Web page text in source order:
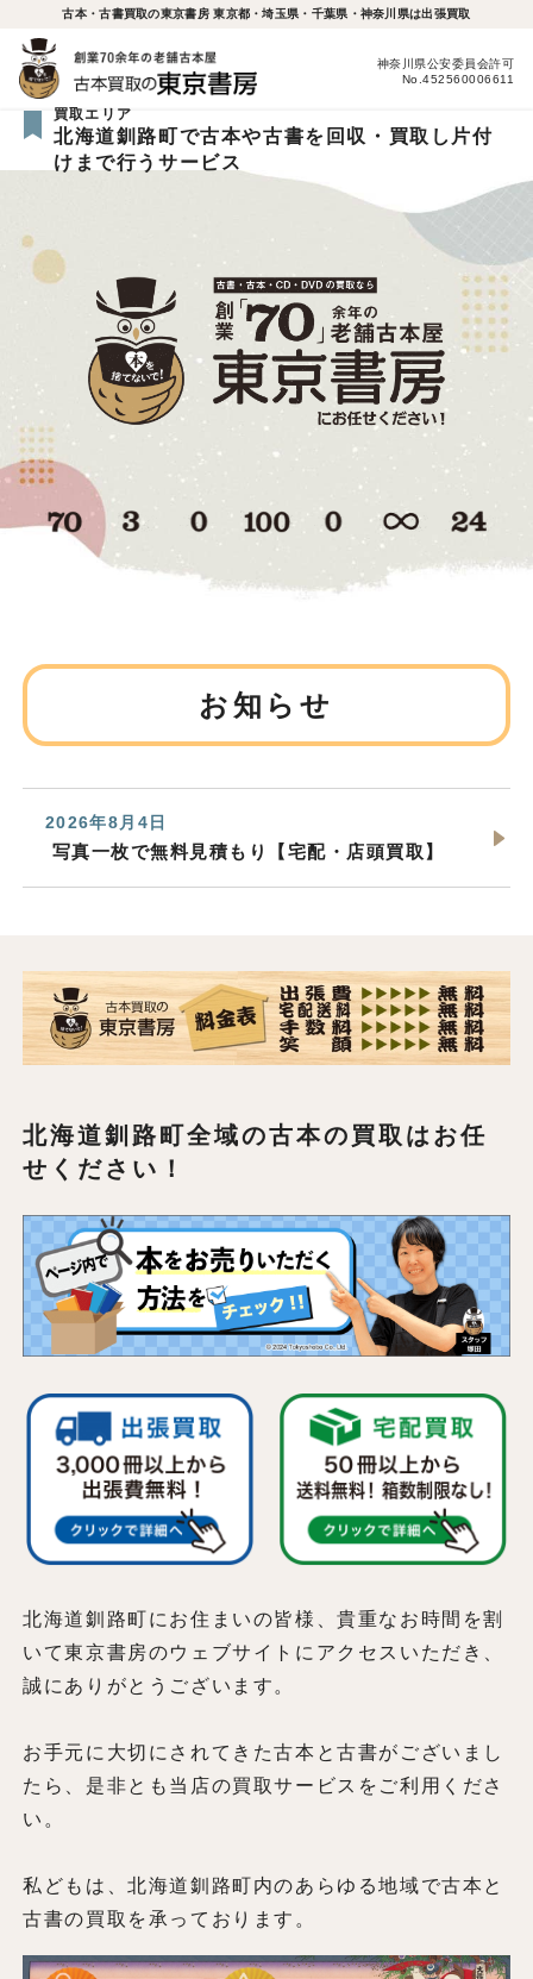
古本・古書買取の東京書房 東京都・埼玉県・千葉県・神奈川県は出張買取
神奈川県公安委員会許可
No.452560006611
買取エリア
北海道釧路町で古本や古書を回収・買取し片付
けまで行うサービス
お知らせ
2026年8月4日
写真一枚で無料見積もり【宅配・店頭買取】
北海道釧路町全域の古本の買取はお任
せください！
北海道釧路町にお住まいの皆様、貴重なお時間を割
いて東京書房のウェブサイトにアクセスいただき、
誠にありがとうございます。
お手元に大切にされてきた古本と古書がございまし
たら、是非とも当店の買取サービスをご利用くださ
い。
私どもは、北海道釧路町内のあらゆる地域で古本と
古書の買取を承っております。